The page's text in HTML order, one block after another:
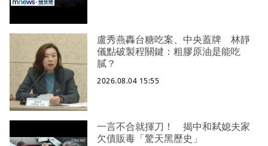
盧秀燕轟台糖吃案、中央蓋牌 林靜
儀點破製程關鍵：粗膠原油是能吃
膩？
2026.08.04 15:55
一言不合就揮刀！ 揭中和弒媳夫家
欠債販毒「驚天黑歷史」